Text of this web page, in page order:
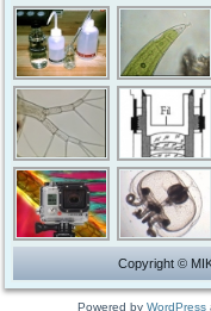
Copyright ©
Powered by WordPress